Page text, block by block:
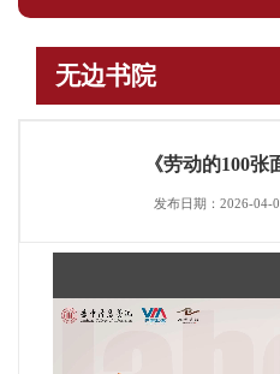
无边书院
《劳动的100张
发布日期：2026-04-